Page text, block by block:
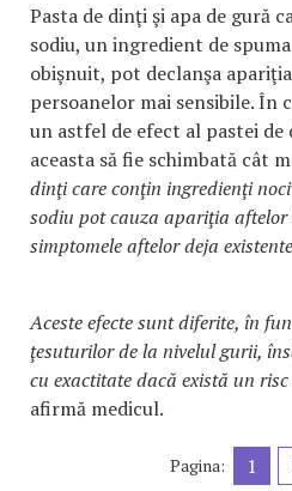
Pasta de dinţi şi apa de gură
sodiu, un ingredient de
obişnuit, pot declanşa
persoanelor mai sensibile. În
un astfel de efect al pastei de
aceasta să fie schimbată cât
dinţi care conţin ingredienţi
sodiu pot cauza apariţia aftelor
simptomele aftelor deja
Aceste efecte sunt diferite, în
ţesuturilor de la nivelul gurii,
cu exactitate dacă există un
afirmă medicul.
Pagina: 1